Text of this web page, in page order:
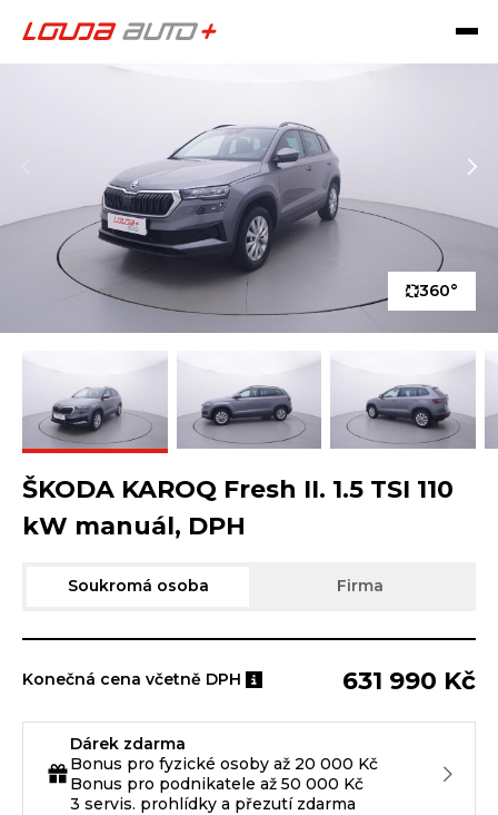
360°
ŠKODA KAROQ Fresh II. 1.5 TSI 110
kW manuál, DPH
Soukromá osoba Firma
Konečná cena včetně DPH 631 990 Kč
Dárek zdarma
Bonus pro fyzické osoby až 20 000 Kč
Bonus pro podnikatele až 50 000 Kč
3 servis. prohlídky a přezutí zdarma